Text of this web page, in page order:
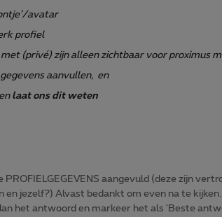
avatar
profiel
(privé) zijn alleen zichtbaar voor proximus
aanvullen, en
laat ons dit weten
PROFIELGEGEVENS aangevuld (deze zijn
en jezelf?) Alvast bedankt om even na te
het antwoord en markeer het als 'Beste